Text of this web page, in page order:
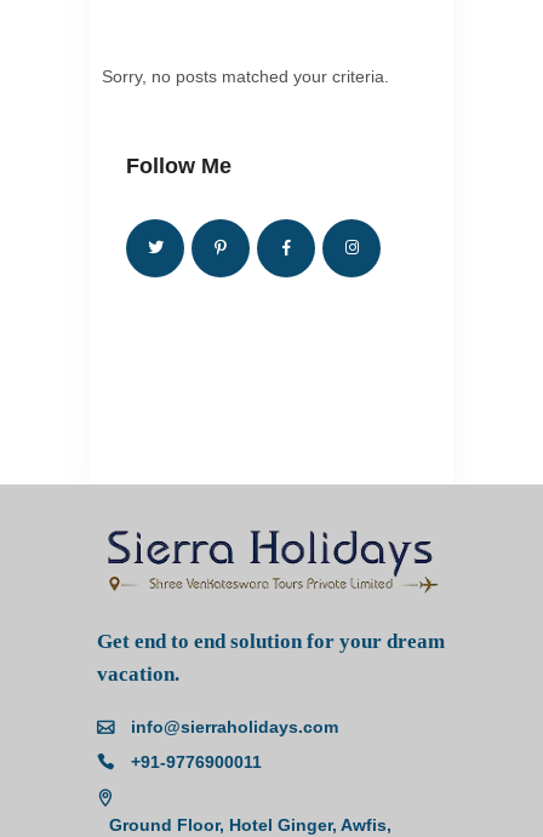
Sorry, no posts matched your criteria.
Follow Me
Get end to end solution for your dream
vacation.
info@sierraholidays.com
+91-9776900011
Ground Floor, Hotel Ginger, Awfis,